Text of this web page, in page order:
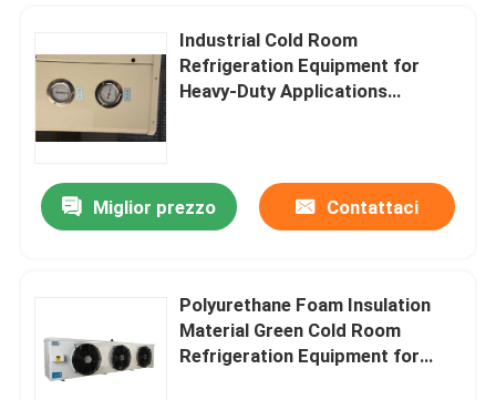
Industrial Cold Room
Refrigeration Equipment for
Heavy-Duty Applications
Miglior prezzo Contattaci
Polyurethane Foam Insulation
Material Green Cold Room
Refrigeration Equipment for